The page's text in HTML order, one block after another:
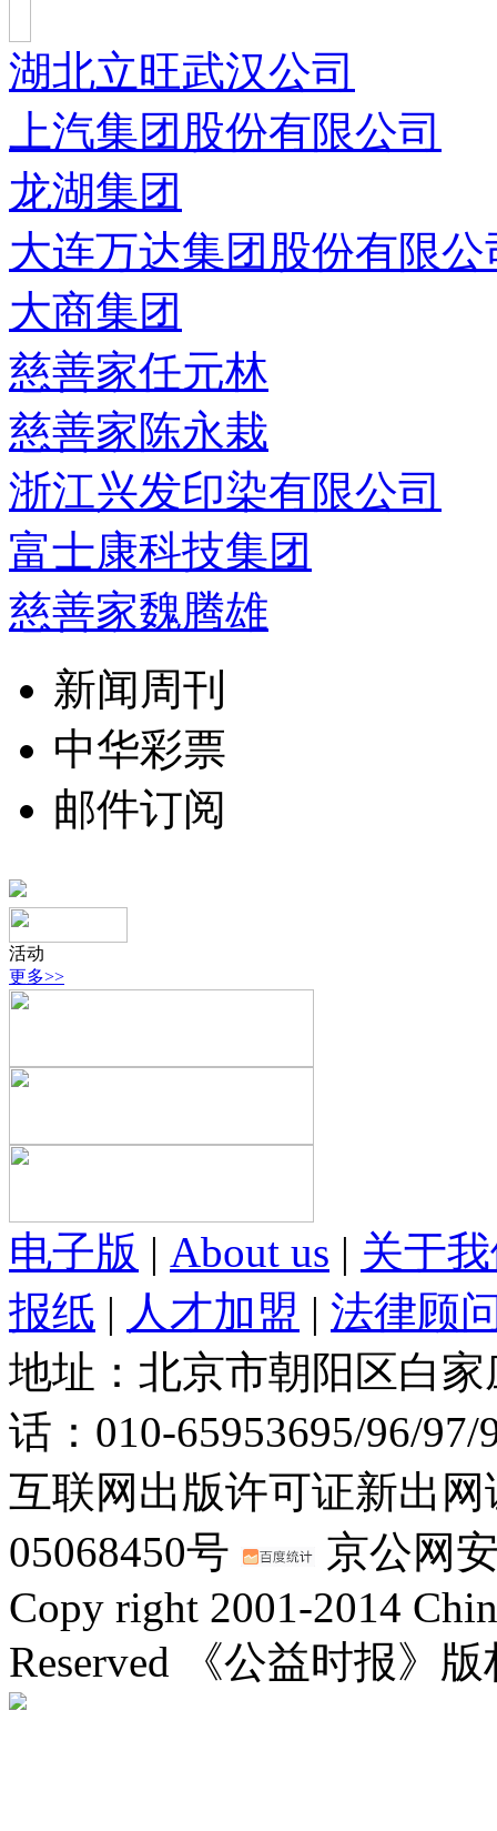
湖北立旺武汉公司
上汽集团股份有限公司
龙湖集团
大连万达集团股份有限公
大商集团
慈善家任元林
慈善家陈永栽
浙江兴发印染有限公司
富士康科技集团
慈善家魏腾雄
新闻周刊
中华彩票
邮件订阅
活动
更多>>
电子版 | About us | 关于
报纸 | 人才加盟 | 法律顾
地址：北京市朝阳区白
话：010-65953695/96/
互联网出版许可证新出
05068450号
京公网
Copy right 2001-2014
Reserved 《公益时报》